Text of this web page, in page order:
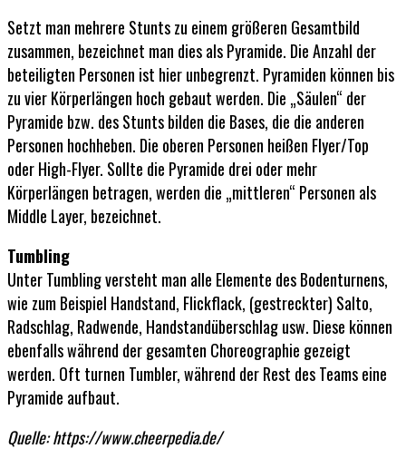
Setzt man mehrere Stunts zu einem größeren Gesamtbild
zusammen, bezeichnet man dies als Pyramide. Die Anzahl der
beteiligten Personen ist hier unbegrenzt. Pyramiden können bis
zu vier Körperlängen hoch gebaut werden. Die „Säulen“ der
Pyramide bzw. des Stunts bilden die Bases, die die anderen
Personen hochheben. Die oberen Personen heißen Flyer/Top
oder High-Flyer. Sollte die Pyramide drei oder mehr
Körperlängen betragen, werden die „mittleren“ Personen als
Middle Layer, bezeichnet.
Tumbling
Unter Tumbling versteht man alle Elemente des Bodenturnens,
wie zum Beispiel Handstand, Flickflack, (gestreckter) Salto,
Radschlag, Radwende, Handstandüberschlag usw. Diese können
ebenfalls während der gesamten Choreographie gezeigt
werden. Oft turnen Tumbler, während der Rest des Teams eine
Pyramide aufbaut.
Quelle: https://www.cheerpedia.de/